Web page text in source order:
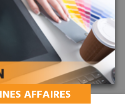
AFFAIRES